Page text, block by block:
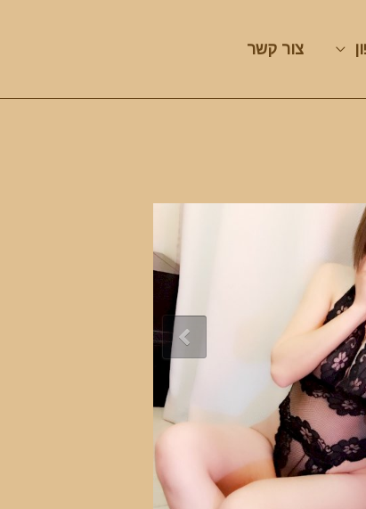
צור קשר